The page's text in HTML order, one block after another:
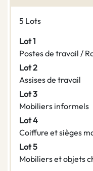
5 Lots
Lot 1
Postes de travail /
Lot 2
Assises de travail
Lot 3
Mobiliers informels
Lot 4
Coiffure et sièges
Lot 5
Mobiliers et objets